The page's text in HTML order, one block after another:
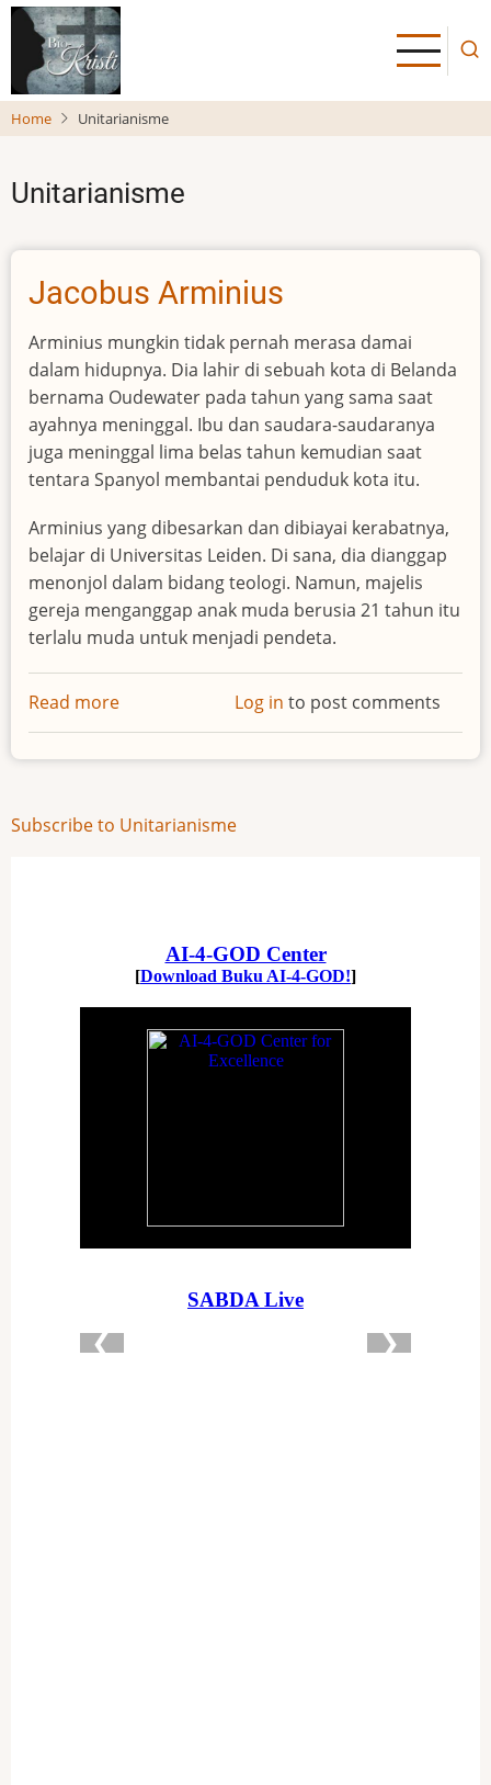
Skip
main
content
Home Unitarianisme
Unitarianisme
Jacobus Arminius
Arminius mungkin tidak pernah merasa damai
dalam hidupnya. Dia lahir di sebuah kota di Belanda
bernama Oudewater pada tahun yang sama saat
ayahnya meninggal. Ibu dan saudara-saudaranya
juga meninggal lima belas tahun kemudian saat
tentara Spanyol membantai penduduk kota itu.
Arminius yang dibesarkan dan dibiayai kerabatnya,
belajar di Universitas Leiden. Di sana, dia dianggap
menonjol dalam bidang teologi. Namun, majelis
gereja menganggap anak muda berusia 21 tahun itu
terlalu muda untuk menjadi pendeta.
Read more
Jacobus
Arminius
Log in to post comments
Subscribe to Unitarianisme